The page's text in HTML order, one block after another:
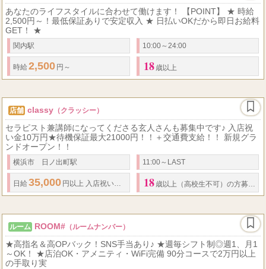
あなたのライフスタイルに合わせて働けます！ 【POINT】 ★ 時給
2,500円～！最低保証ありで安定収入 ★ 日払いOKだから即日お給料
GET！ ★
関内駅 10:00～24:00
時給 2,500 円～ 18 歳以上
店舗 classy （クラッシー）
セラピスト兼講師になってくださる玄人さんも募集中です♪ 入店祝
い金10万円★待機保証最大21000円！！＋交通費支給！！ 新規グラ
ンドオープン！！
横浜市 日ノ出町駅 11:00～LAST
日給 35,000 円以上 入店祝い金 万円支給！！ 待機保証最大 21000
18 歳以上（高校生不可）の方募集中♪
ルーム ROOM# （ルームナンバー）
★高指名＆高OPバック！SNS手当あり♪ ★週毎シフト制◎週1、月1
～OK！ ★店泊OK・アメニティ・WiFi完備 90分コースで2万円以上
の手取り実